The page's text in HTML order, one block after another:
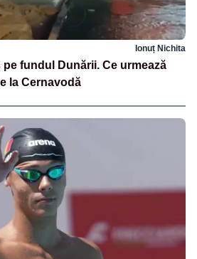
Ionuț Nichita
fundul Dunării. Ce urmează
la Cernavodă